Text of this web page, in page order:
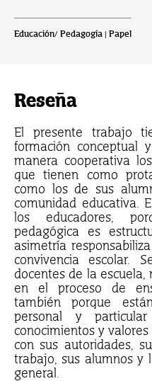
Educación/ Pedagogía | Papel
Reseña
El presente trabajo
formación conceptual
manera cooperativa
que tienen como
como los de sus
comunidad educativa.
los educadores,
pedagógica es
asimetría
convivencia escolar.
docentes de la
en el proceso de
también porque
personal y
conocimientos y
con sus autoridades,
trabajo, sus alumnos y
general.